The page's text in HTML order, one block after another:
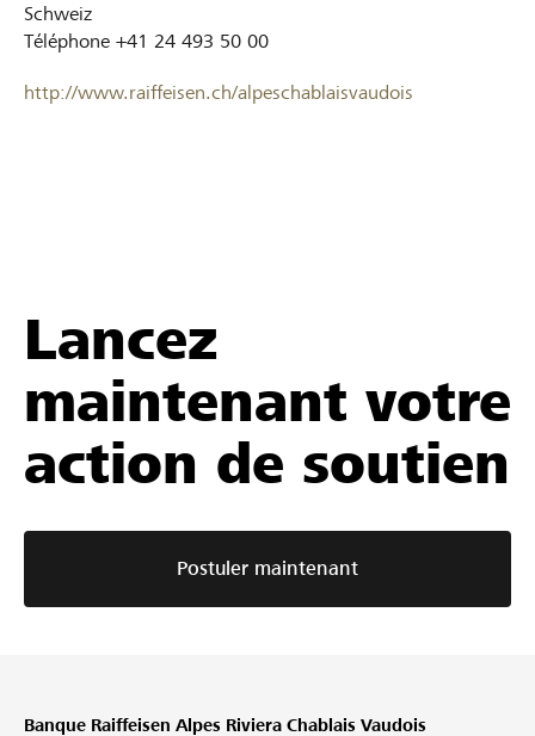
Schweiz
Téléphone +41 24 493 50 00
http://www.raiffeisen.ch/alpeschablaisvaudois
Lancez
maintenant votre
action de soutien
Postuler maintenant
Banque Raiffeisen Alpes Riviera Chablais Vaudois